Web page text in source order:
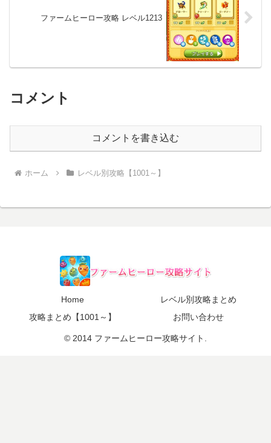
ファームヒーロー攻略 レベル1213
コメント
コメントを書き込む
ホーム レベル別攻略【1001～】
Home
レベル別攻略まとめ
攻略まとめ【1001～】
お問い合わせ
© 2014 ファームヒーロー攻略サイト.